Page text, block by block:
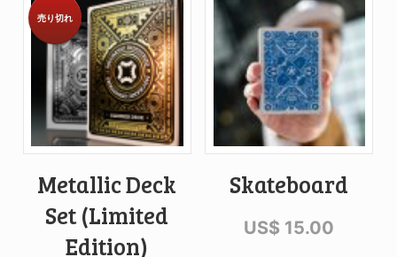
売り切れ
Metallic Deck
Set (Limited
Edition)
Skateboard
US$ 15.00